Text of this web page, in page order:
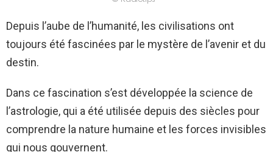
Depuis l’aube de l’humanité, les civilisations ont
toujours été fascinées par le mystère de l’avenir et du
destin.
Dans ce fascination s’est développée la science de
l’astrologie, qui a été utilisée depuis des siècles pour
comprendre la nature humaine et les forces invisibles
qui nous gouvernent.